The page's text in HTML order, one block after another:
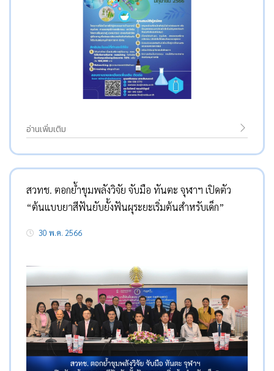
อ่านเพิ่มเติม
สวทช. ตอกย้ำขุมพลังวิจัย จับมือ ทันตะ จุฬาฯ เปิดตัว
“ต้นแบบยาสีฟันยับยั้งฟันผุระยะเริ่มต้นสำหรับเด็ก”
30 พ.ค. 2566